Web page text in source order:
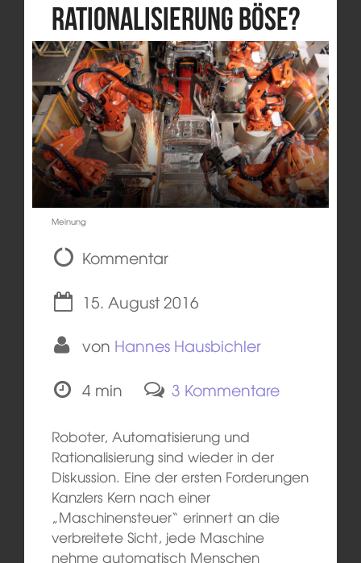
Rationalisierung böse?
Meinung
Kommentar
15. August 2016
von Hannes Hausbichler
4 min
3 Kommentare
Roboter, Automatisierung und
Rationalisierung sind wieder in der
Diskussion. Eine der ersten Forderungen
Kanzlers Kern nach einer
„Maschinensteuer“ erinnert an die
verbreitete Sicht, jede Maschine
nehme automatisch Menschen